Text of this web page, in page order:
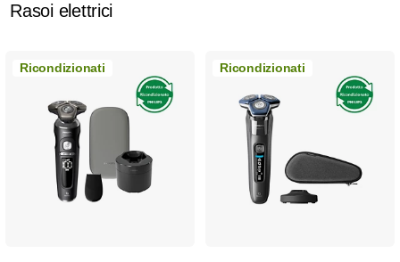
Rasoi elettrici
Ricondizionati Ricondizionati